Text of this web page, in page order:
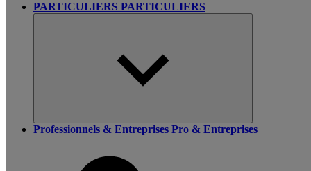
PARTICULIERS PARTICULIERS
Professionnels & Entreprises Pro & Entreprises